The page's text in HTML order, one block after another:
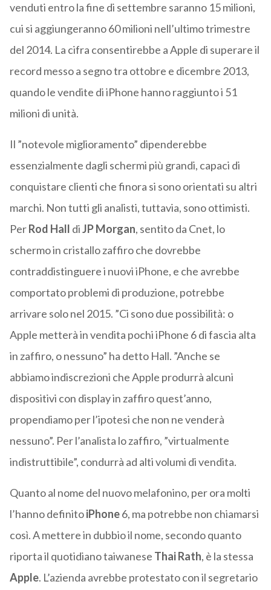
venduti entro la fine di settembre saranno 15 milioni,
cui si aggiungeranno 60 milioni nell’ultimo trimestre
del 2014. La cifra consentirebbe a Apple di superare il
record messo a segno tra ottobre e dicembre 2013,
quando le vendite di iPhone hanno raggiunto i 51
milioni di unità.
Il ”notevole miglioramento” dipenderebbe
essenzialmente dagli schermi più grandi, capaci di
conquistare clienti che finora si sono orientati su altri
marchi. Non tutti gli analisti, tuttavia, sono ottimisti.
PerRod Hall diJP Morgan, sentito da Cnet, lo
schermo in cristallo zaffiro che dovrebbe
contraddistinguere i nuovi iPhone, e che avrebbe
comportato problemi di produzione, potrebbe
arrivare solo nel 2015. ”Ci sono due possibilità: o
Apple metterà in vendita pochi iPhone 6 di fascia alta
in zaffiro, o nessuno” ha detto Hall. ”Anche se
abbiamo indiscrezioni che Apple produrrà alcuni
dispositivi con display in zaffiro quest’anno,
propendiamo per l’ipotesi che non ne venderà
nessuno”. Per l’analista lo zaffiro, ”virtualmente
indistruttibile”, condurrà ad alti volumi di vendita.
Quanto al nome del nuovo melafonino, per ora molti
l’hanno definitoiPhone6, ma potrebbe non chiamarsi
così. A mettere in dubbio il nome, secondo quanto
riporta il quotidiano taiwanese Thai Rath, è la stessa
Apple. L’azienda avrebbe protestato con il segretario